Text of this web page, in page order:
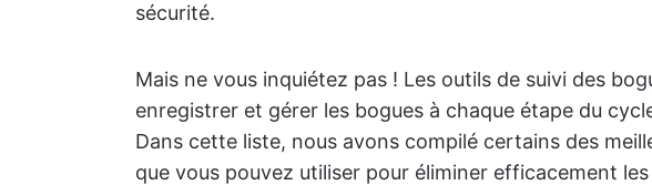
sécurité.
Mais ne vous inquiétez pas ! Les outils de suivi des
enregistrer et gérer les bogues à chaque étape du
Dans cette liste, nous avons compilé certains des
que vous pouvez utiliser pour éliminer efficacement